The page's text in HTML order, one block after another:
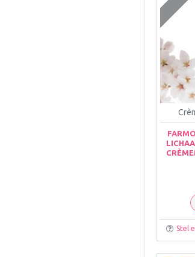
Stel